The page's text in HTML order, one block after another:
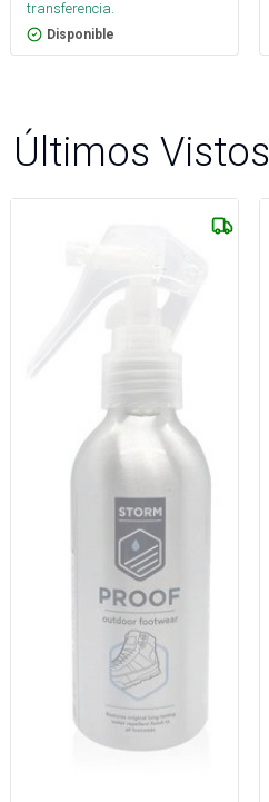
transferencia.
Disponible
Últimos Vistos